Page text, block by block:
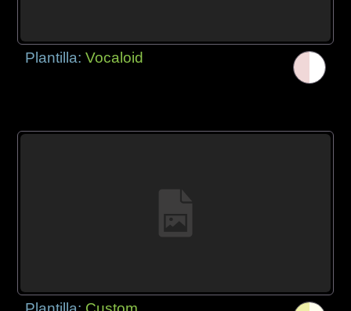
Plantilla:Vocaloid